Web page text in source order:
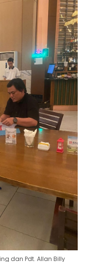
dan Pdt. Allan Billy